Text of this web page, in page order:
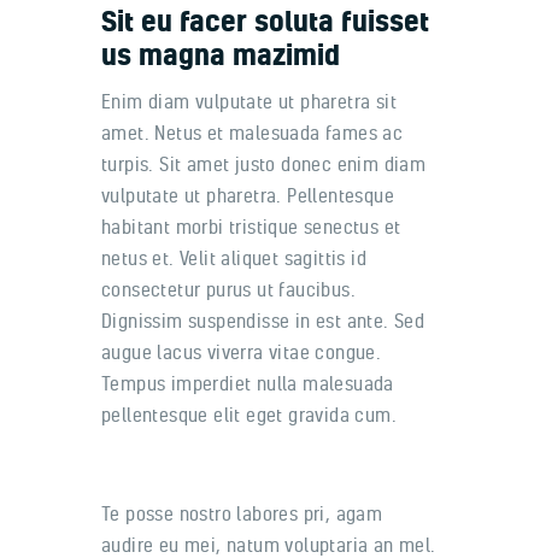
Sit eu facer soluta fuisset
us magna mazimid
Enim diam vulputate ut pharetra sit
amet. Netus et malesuada fames ac
turpis. Sit amet justo donec enim diam
vulputate ut pharetra. Pellentesque
habitant morbi tristique senectus et
netus et. Velit aliquet sagittis id
consectetur purus ut faucibus.
Dignissim suspendisse in est ante. Sed
augue lacus viverra vitae congue.
Tempus imperdiet nulla malesuada
pellentesque elit eget gravida cum.
Te posse nostro labores pri, agam
audire eu mei, natum voluptaria an mel.